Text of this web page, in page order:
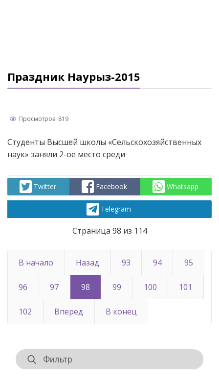
Праздник Наурыз-2015
Просмотров: 819
Студенты Высшей школы «Сельскохозяйственных
наук» заняли 2-ое место среди
Twitter Facebook Whatsapp
Telegram
Страница 98 из 114
В начало Назад 93 94 95
96 97 98 99 100 101
102 Вперед В конец